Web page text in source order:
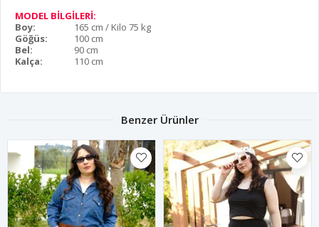
MODEL BİLGİLERİ:
Boy:
165 cm / Kilo 75 kg
Göğüs:
100 cm
Bel:
90 cm
Kalça:
110 cm
Benzer Ürünler